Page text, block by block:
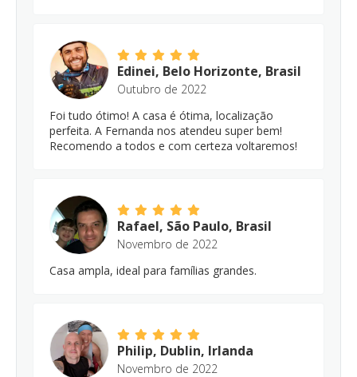
Edinei, Belo Horizonte, Brasil
Outubro de 2022
Foi tudo ótimo! A casa é ótima, localização
perfeita. A Fernanda nos atendeu super bem!
Recomendo a todos e com certeza voltaremos!
Rafael, São Paulo, Brasil
Novembro de 2022
Casa ampla, ideal para famílias grandes.
Philip, Dublin, Irlanda
Novembro de 2022